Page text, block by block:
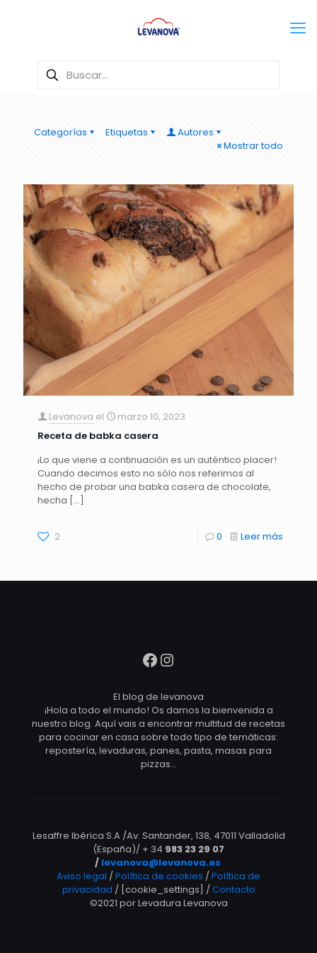
Categorías Etiquetas
Autores
Mostrar todo
Levanova el
marzo 10, 2023
Receta de babka casera
¡Lo que viene a continuación es un auténtico placer!
Cuando decimos esto no sólo nos referimos al
hecho de probar una babka casera de chocolate,
hecha […]
2 0 Leer más
Facebook
Instagram
El blog de levanova
¡Hola a todo el mundo! Os damos la bienvenida a
nuestro blog. Aquí vais a encontrar multitud de recetas
para cocinar en casa sobre todo tipo de temáticas:
repostería, levaduras, panes, pasta, masas para
pizzas…
Lesaffre Ibérica S.A /Av. Santander, 138, 47011 Valladolid
(España)/ + 34 983 23 29 07
/ levanova@levanova.es
Aviso legal / Política de cookies / Política de
privacidad / [cookie_settings] / Contacto
©2021 por Levadura Levanova